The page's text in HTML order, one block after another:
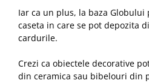
Iar ca un plus, la baza Globului
caseta in care se pot depozita
cardurile.
Crezi ca obiectele decorative
din ceramica sau bibelouri din